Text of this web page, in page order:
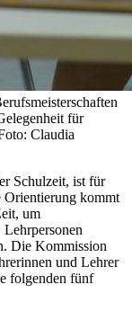
für
Claudia
Schulzeit, ist für
Orientierung kommt
um
Lehrpersonen
Die Kommission
und Lehrer
folgenden fünf